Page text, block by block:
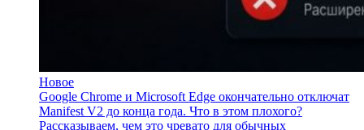
Новое
Google Chrome и Microsoft Edge окончательно отключат
Manifest V2 до конца года. Что в этом плохого?
Рассказываем, чем это чревато для обычных